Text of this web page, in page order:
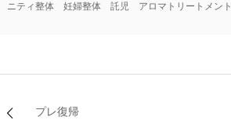
ニティ整体 妊婦整体 託児 アロマトリートメン
プレ復帰